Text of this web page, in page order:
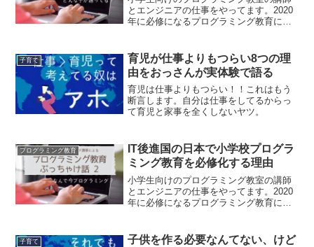
とエンジニアの仕事をやってます。2020
年に必修になるプログラミング教育に関
子育て
育児が仕事よりもつらい8つの理
由をおっさんが実体験で語る
育児は仕事よりもつらい！！これはもう
断言します。自分は仕事をしてるからっ
て育児と家事を全くしないヤツ。
プログラミング教育
IT後進国の日本で小学校プログラ
ミング教育を必修化する理由
小学生向けのプログラミング教室の講師
とエンジニアの仕事をやってます。2020
年に必修になるプログラミング教育につ
子育て
子供を作る必要なんてない、けど